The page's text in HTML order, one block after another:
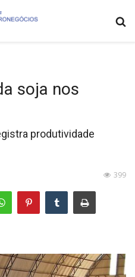
soja nos
produtividade
399